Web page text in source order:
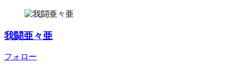
我闘亜々亜
フォロー